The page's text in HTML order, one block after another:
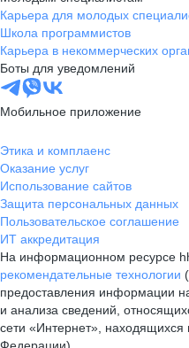
Карьера для молодых
Школа программистов
Карьера в некоммерческих
Боты для уведомлений
Мобильное приложение
Этика и комплаенс
Оказание услуг
Использование сайтов
Защита персональных данных
Пользовательское соглашение
ИТ аккредитация
На информационном ресурсе
рекомендательные технологии
предоставления информации
и анализа сведений,
сети «Интернет», находящихся